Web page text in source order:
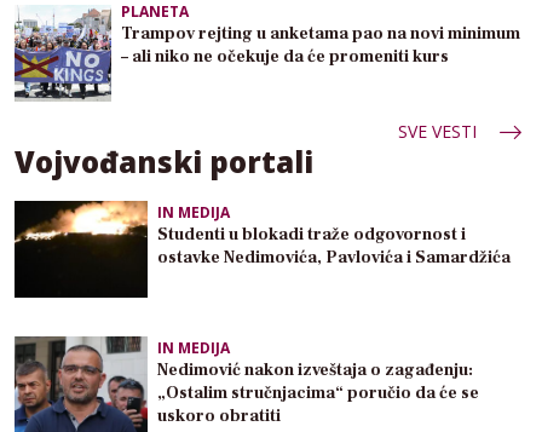
PLANETA
Trampov rejting u anketama pao na novi minimum
– ali niko ne očekuje da će promeniti kurs
SVE VESTI
Vojvođanski portali
IN MEDIJA
Studenti u blokadi traže odgovornost i
ostavke Nedimovića, Pavlovića i Samardžića
IN MEDIJA
Nedimović nakon izveštaja o zagađenju:
„Ostalim stručnjacima“ poručio da će se
uskoro obratiti